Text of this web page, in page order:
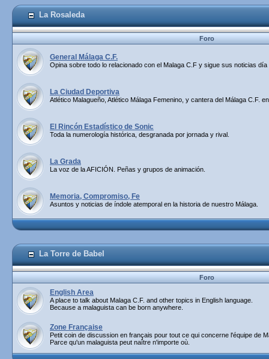
La Rosaleda
Foro
General Málaga C.F.
Opina sobre todo lo relacionado con el Malaga C.F y sigue sus noticias día
La Ciudad Deportiva
Atlético Malagueño, Atlético Málaga Femenino, y cantera del Málaga C.F.
El Rincón Estadístico de Sonic
Toda la numerología histórica, desgranada por jornada y rival.
La Grada
La voz de la AFICIÓN. Peñas y grupos de animación.
Memoria, Compromiso, Fe
Asuntos y noticias de índole atemporal en la historia de nuestro Málaga.
La Torre de Babel
Foro
English Area
A place to talk about Malaga C.F. and other topics in English language.
Because a malaguista can be born anywhere.
Zone Française
Petit coin de discussion en français pour tout ce qui concerne l'équipe de
Parce qu'un malaguista peut naître n'importe où.